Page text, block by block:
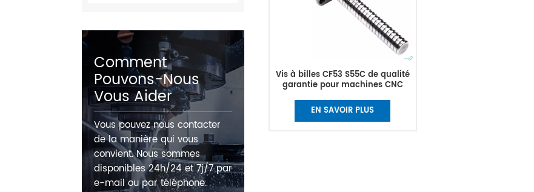
Comment
Pouvons-Nous
Vous Aider
Vous pouvez nous contacter
de la manière qui vous
convient. Nous sommes
disponibles 24h/24 et 7j/7 par
e-mail ou par téléphone.
Vis à billes CF53 S55C de qualité
garantie pour machines CNC
EN SAVOIR PLUS